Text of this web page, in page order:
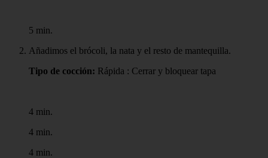
5 min.
Añadimos el brócoli, la nata y el resto de mantequilla.
Tipo de cocción: Rápida : Cerrar y bloquear tapa
4 min.
4 min.
4 min.